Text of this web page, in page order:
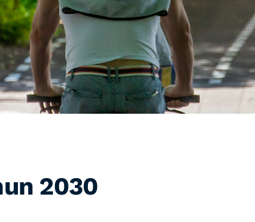
2030